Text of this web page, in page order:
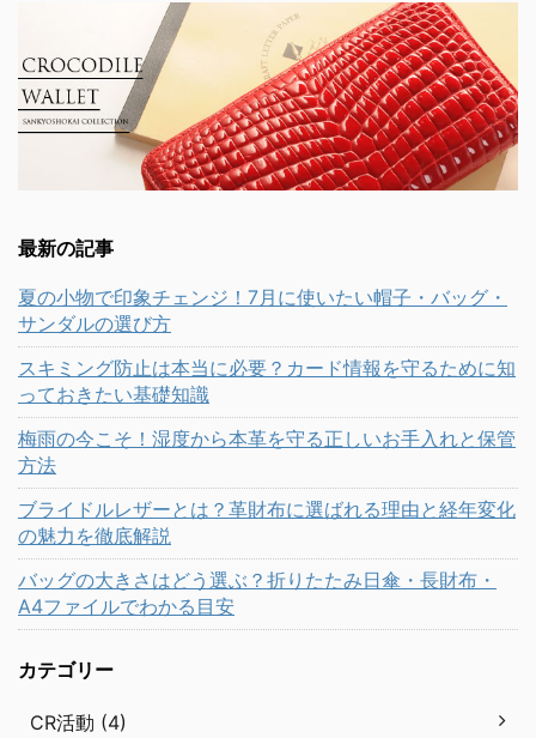
最新の記事
夏の小物で印象チェンジ！7月に使いたい帽子・バッグ・
サンダルの選び方
スキミング防止は本当に必要？カード情報を守るために知
っておきたい基礎知識
梅雨の今こそ！湿度から本革を守る正しいお手入れと保管
方法
ブライドルレザーとは？革財布に選ばれる理由と経年変化
の魅力を徹底解説
バッグの大きさはどう選ぶ？折りたたみ日傘・長財布・
A4ファイルでわかる目安
カテゴリー
CR活動 (4)